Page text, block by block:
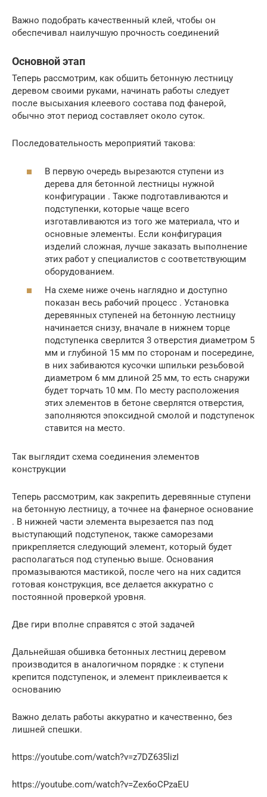
Важно подобрать качественный клей, чтобы он
обеспечивал наилучшую прочность соединений
Основной этап
Теперь рассмотрим, как обшить бетонную лестницу
деревом своими руками, начинать работы следует
после высыхания клеевого состава под фанерой,
обычно этот период составляет около суток.
Последовательность мероприятий такова:
В первую очередь вырезаются ступени из
дерева для бетонной лестницы нужной
конфигурации . Также подготавливаются и
подступенки, которые чаще всего
изготавливаются из того же материала, что и
основные элементы. Если конфигурация
изделий сложная, лучше заказать выполнение
этих работ у специалистов с соответствующим
оборудованием.
На схеме ниже очень наглядно и доступно
показан весь рабочий процесс . Установка
деревянных ступеней на бетонную лестницу
начинается снизу, вначале в нижнем торце
подступенка сверлится 3 отверстия диаметром 5
мм и глубиной 15 мм по сторонам и посередине,
в них забиваются кусочки шпильки резьбовой
диаметром 6 мм длиной 25 мм, то есть снаружи
будет торчать 10 мм. По месту расположения
этих элементов в бетоне сверлятся отверстия,
заполняются эпоксидной смолой и подступенок
ставится на место.
Так выглядит схема соединения элементов
конструкции
Теперь рассмотрим, как закрепить деревянные ступени
на бетонную лестницу, а точнее на фанерное основание
. В нижней части элемента вырезается паз под
выступающий подступенок, также саморезами
прикрепляется следующий элемент, который будет
располагаться под ступенью выше. Основания
промазываются мастикой, после чего на них садится
готовая конструкция, все делается аккуратно с
постоянной проверкой уровня.
Две гири вполне справятся с этой задачей
Дальнейшая обшивка бетонных лестниц деревом
производится в аналогичном порядке : к ступени
крепится подступенок, и элемент приклеивается к
основанию
Важно делать работы аккуратно и качественно, без
лишней спешки.
https://youtube.com/watch?v=z7DZ635lizI
https://youtube.com/watch?v=Zex6oCPzaEU